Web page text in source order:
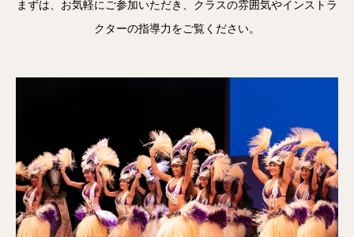
まずは、お気軽にご参加いただき、クラスの雰囲気やインストラ
クターの指導力をご覧ください。